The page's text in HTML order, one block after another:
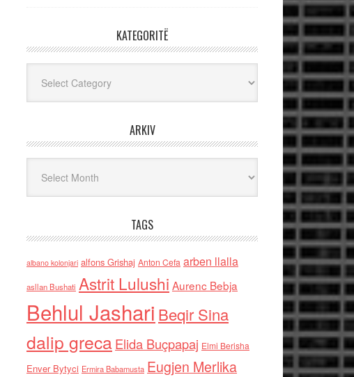
KATEGORITË
ARKIV
TAGS
albano kolonjari alfons Grishaj Anton Cefa arben llalla
asllan Bushati Astrit Lulushi Aurenc Bebja
Behlul Jashari Beqir Sina
dalip grecaElida Buçpapaj Elmi Berisha
Enver Bytyci Ermira Babamusta Eugjen Merlika